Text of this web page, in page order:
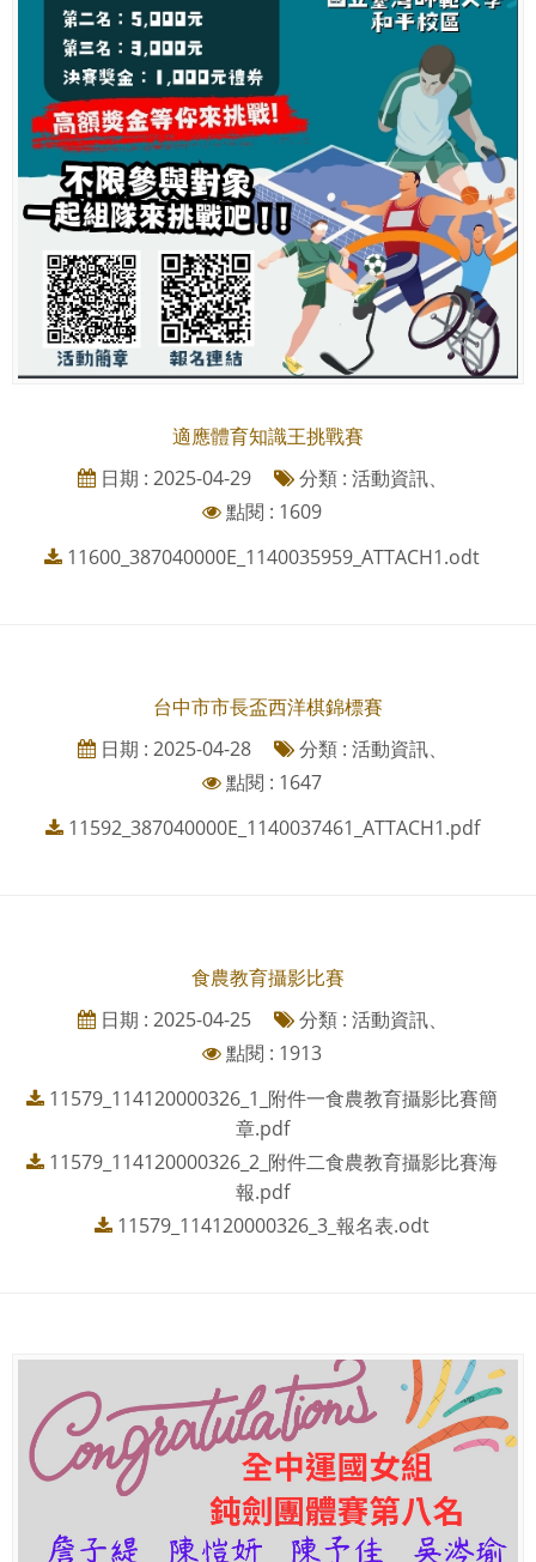
適應體育知識王挑戰賽
日期 : 2025-04-29
分類 : 活動資訊、
點閱 : 1609
11600_387040000E_1140035959_ATTACH1.odt
台中市市長盃西洋棋錦標賽
日期 : 2025-04-28
分類 : 活動資訊、
點閱 : 1647
11592_387040000E_1140037461_ATTACH1.pdf
食農教育攝影比賽
日期 : 2025-04-25
分類 : 活動資訊、
點閱 : 1913
11579_114120000326_1_附件一食農教育攝影比賽簡
章.pdf
11579_114120000326_2_附件二食農教育攝影比賽海
報.pdf
11579_114120000326_3_報名表.odt